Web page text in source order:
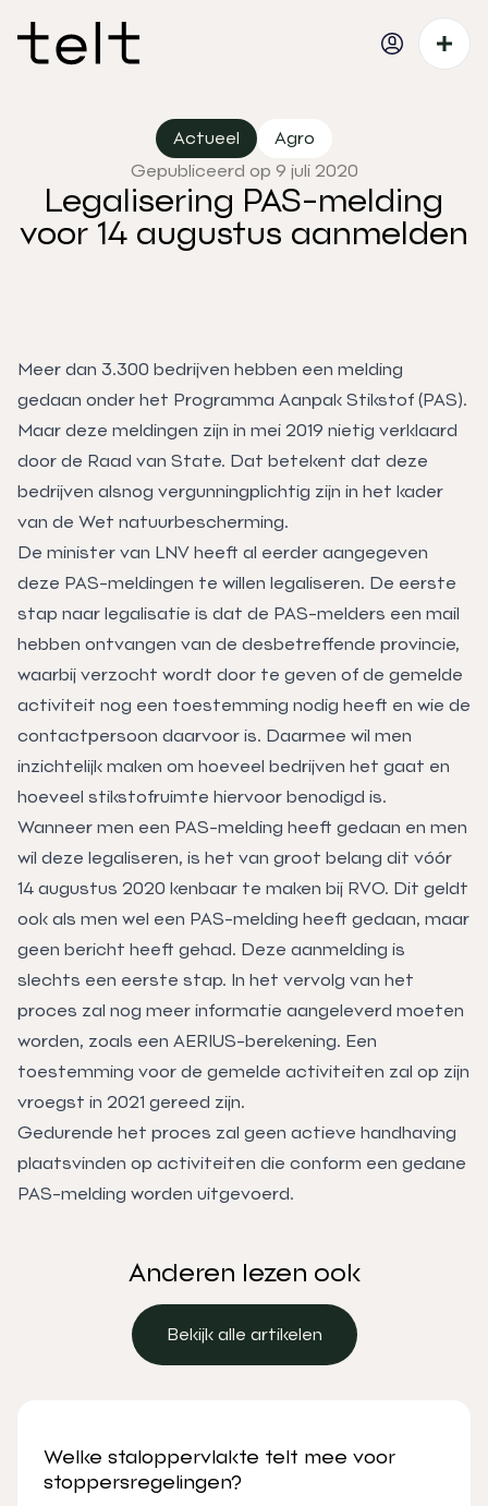
Actueel
Agro
Gepubliceerd op 9 juli 2020
Legalisering PAS-melding
voor 14 augustus aanmelden
Meer dan 3.300 bedrijven hebben een melding
gedaan onder het Programma Aanpak Stikstof (PAS).
Maar deze meldingen zijn in mei 2019 nietig verklaard
door de Raad van State. Dat betekent dat deze
bedrijven alsnog vergunningplichtig zijn in het kader
van de Wet natuurbescherming.
De minister van LNV heeft al eerder aangegeven
deze PAS-meldingen te willen legaliseren. De eerste
stap naar legalisatie is dat de PAS-melders een mail
hebben ontvangen van de desbetreffende provincie,
waarbij verzocht wordt door te geven of de gemelde
activiteit nog een toestemming nodig heeft en wie de
contactpersoon daarvoor is. Daarmee wil men
inzichtelijk maken om hoeveel bedrijven het gaat en
hoeveel stikstofruimte hiervoor benodigd is.
Wanneer men een PAS-melding heeft gedaan en men
wil deze legaliseren, is het van groot belang dit vóór
14 augustus 2020 kenbaar te maken bij RVO. Dit geldt
ook als men wel een PAS-melding heeft gedaan, maar
geen bericht heeft gehad. Deze aanmelding is
slechts een eerste stap. In het vervolg van het
proces zal nog meer informatie aangeleverd moeten
worden, zoals een AERIUS-berekening. Een
toestemming voor de gemelde activiteiten zal op zijn
vroegst in 2021 gereed zijn.
Gedurende het proces zal geen actieve handhaving
plaatsvinden op activiteiten die conform een gedane
PAS-melding worden uitgevoerd.
Anderen lezen ook
Bekijk alle artikelen
Welke staloppervlakte telt mee voor
stoppersregelingen?